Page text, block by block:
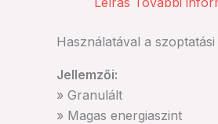
Használatával a
Jellemzői:
» Granulált
» Magas energiaszint